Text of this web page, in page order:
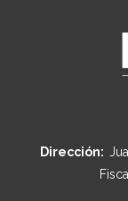
Dirección: